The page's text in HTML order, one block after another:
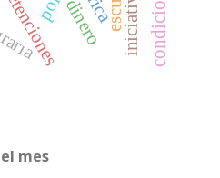
retencionesdinero
mes